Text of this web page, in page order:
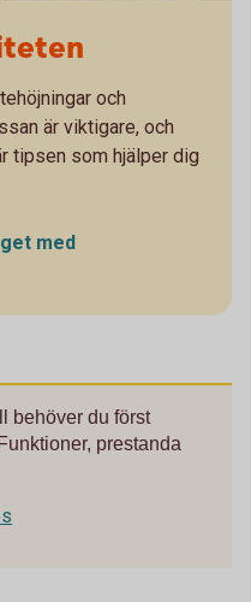
och
är viktigare, och
tipsen som hjälper dig
med
behöver du först
prestanda